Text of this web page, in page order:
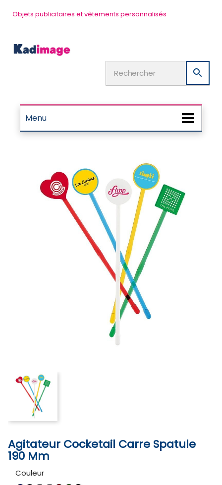
Objets publicitaires et vêtements personnalisés

Menu
Agitateur Cocketail Carre Spatule
190 Mm
Couleur